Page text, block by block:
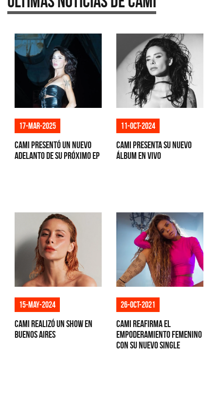
17-mar-2025
Cami presentó un nuevo
adelanto de su próximo EP
11-oct-2024
Cami presenta su nuevo
álbum en vivo
15-may-2024
Cami realizó un show en
Buenos Aires
26-oct-2021
Cami reafirma el
empoderamiento femenino
con su nuevo single